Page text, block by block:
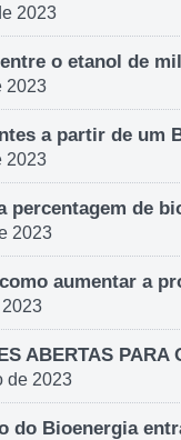
2023
o etanol de
2023
a partir de um
2023
percentagem de
2023
aumentar a
ABERTAS PARA
de 2023
do Bioenergia